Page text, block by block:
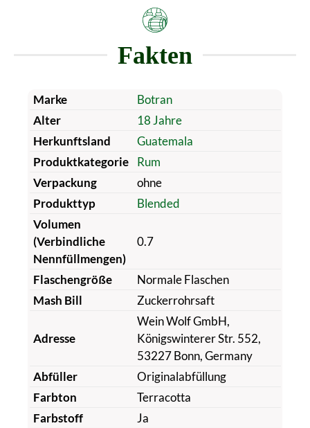
Fakten
Marke
Botran
Alter
18 Jahre
Herkunftsland
Guatemala
Produktkategorie
Rum
Verpackung
ohne
Produkttyp
Blended
Volumen
(Verbindliche
Nennfüllmengen)
0.7
Flaschengröße
Normale Flaschen
Mash Bill
Zuckerrohrsaft
Adresse
Wein Wolf GmbH,
Königswinterer Str. 552,
53227 Bonn, Germany
Abfüller
Originalabfüllung
Farbton
Terracotta
Farbstoff
Ja